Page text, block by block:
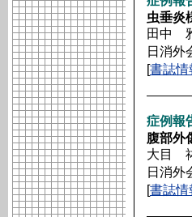
虫垂炎
田中
日消外
[書誌情
症例報
腹部外
大目
日消外
[書誌情